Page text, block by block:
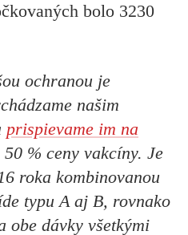
bolo 3230
ochranou je
našim
prispievame im na
50 % ceny vakcíny. Je
roka kombinovanou
typu A aj B, rovnako
obe dávky všetkými